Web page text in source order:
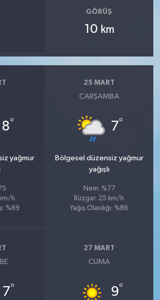
GÖRÜŞ
10 km
8°
yağmur
h
%89
25 MART
ÇARŞAMBA
7°
Bölgesel düzensiz yağmur
yağışlı
Nem: %77
Rüzgar: 25 km/h
Yağış Olasılığı: %86
7°
27 MART
CUMA
9°